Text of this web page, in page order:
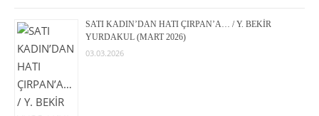
SATI KADIN’DAN HATI ÇIRPAN’A… / Y. BEKİR
YURDAKUL (MART 2026)
03.03.2026